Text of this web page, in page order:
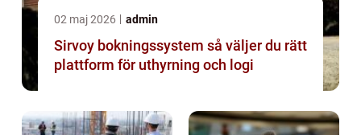
02 maj 2026 admin
Sirvoy bokningssystem så väljer du rätt
plattform för uthyrning och logi